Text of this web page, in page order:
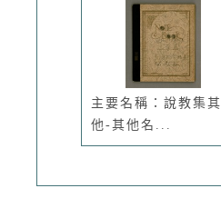
主要名稱：說教集其
他-其他名...